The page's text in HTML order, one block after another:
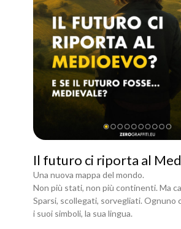
Il futuro ci riporta al
Una nuova mappa del mondo.
Non più stati, non più continenti. Ma
Sparsi, scollegati, sorvegliati. Ognuno
i suoi simboli, la sua lingua.